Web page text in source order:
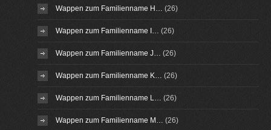
Wappen zum Familienname H… (26)
Wappen zum Familienname I… (26)
Wappen zum Familienname J… (26)
Wappen zum Familienname K… (26)
Wappen zum Familienname L… (26)
Wappen zum Familienname M… (26)